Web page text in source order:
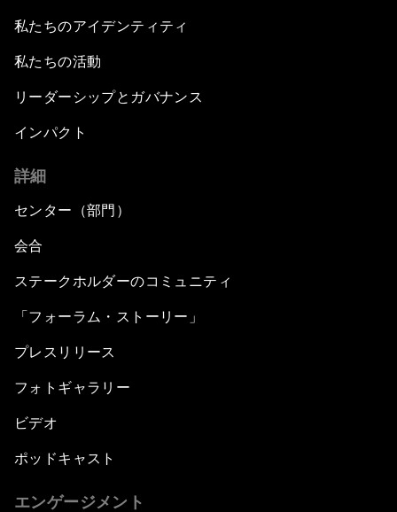
私たちのアイデンティティ
私たちの活動
リーダーシップとガバナンス
インパクト
詳細
センター（部門）
会合
ステークホルダーのコミュニティ
「フォーラム・ストーリー」
プレスリリース
フォトギャラリー
ビデオ
ポッドキャスト
エンゲージメント